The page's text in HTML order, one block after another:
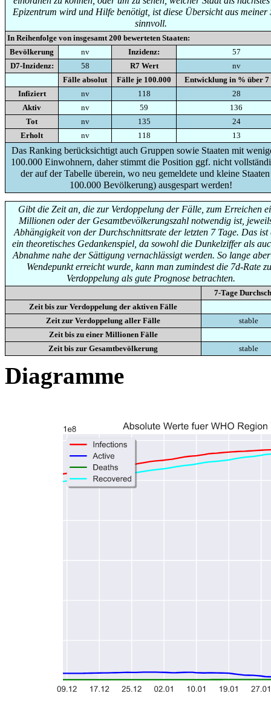
Epizentrum wird und Hilfe benötigt, ist diese Übersicht aus meiner
sinnvoll.
In Reihenfolge von insgesamt 200 bewerteten Staaten:
Bevölkerung
nv Inzidenz:
57
D7-Inzidenz:
58 R7 Wert
nv
Fälle absolut
Fälle je 100.000
Entwicklung in % über 7
Infiziert
nv 118
28
Aktiv
nv 59
136
Tot
nv 135
24
Erholt
nv 118 13
Das Ranking berücksichtigt auch Gruppen sowie Staaten mit
100.000 Einwohnern, daher stimmt die Position ggf. nicht
der auf der Tabelle überein, wo neu gemeldete und kleine
100.000 Bevölkerung) ausgespart werden!
Gibt die Zeit an, die zur Verdoppelung der Fälle, zum Erreichen
Millionen oder der Gesamtbevölkerungszahl notwendig ist,
Abhängigkeit von der Durchschnittsrate der letzten 7 Tage. Das ist
ein theoretisches Gedankenspiel, da sowohl die Dunkelziffer als
Abnahme nahe der Sättigung vernachlässigt werden. So lange
Wendepunkt erreicht wurde, kann man zumindest die 7d-Rate
Verdoppelung als gute Prognose betrachten.
7-Tage
Zeit bis zur Verdoppelung der aktiven Fälle
Zeit zur Verdoppelung aller Fälle
stable
Zeit bis zu einer Millionen Fälle
Zeit bis zur Gesamtbevölkerung
stable
Diagramme